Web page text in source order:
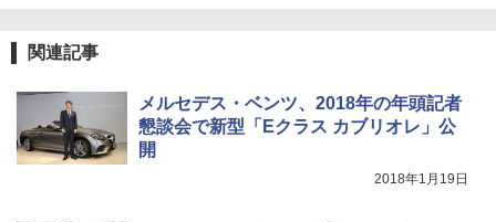
関連記事
メルセデス・ベンツ、2018年の年頭記者
懇談会で新型「Eクラス カブリオレ」公
開
2018年1月19日